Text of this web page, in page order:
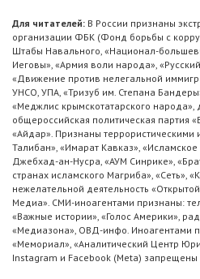
Для читателей: В России признаны
организации ФБК (Фонд борьбы с
Штабы Навального, «Национал-
Иеговы», «Армия воли народа»,
«Движение против нелегальной
УНСО, УПА, «Тризуб им. Степана
«Меджлис крымскотатарского народа»,
общероссийская политическая партия
«Айдар». Признаны
Талибан», «Имарат Кавказ», «Исламское
Джебхад-ан-Нусра, «АУМ Синрике»,
странах исламского Магриба», «Сеть»,
нежелательной деятельность
Медиа». СМИ-иноагентами признаны:
«Важные истории», «Голос Америки»,
«Медиазона», ОВД-инфо. Иноагентами
«Мемориал», «Аналитический Центр
Instagram и Facebook (Metа) запрещены